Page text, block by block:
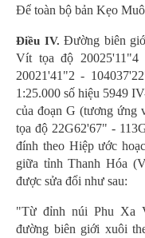
Để toàn bộ bản Kẹo
Điều IV. Đường biên
Vít tọa độ
20021'41"2 -
1:25.000 số hiệu 5949
của đoạn G (tương ứng
tọa độ 22G62'67" -
đính theo Hiệp ước
giữa tỉnh Thanh Hóa
được sửa đổi như sau:
"Từ đỉnh núi Phu Xa
đường biên giới xuôi